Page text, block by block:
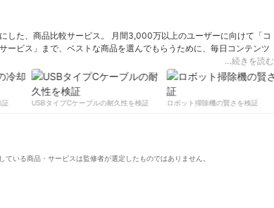
した、商品比較サービス。 月間3,000万以上のユーザーに向けて「コ
ービス」まで、ベストな商品を選んでもらうために、毎日コンテンツ
ル
…続きを読む
USBタイプCケーブルの耐久性を検証 ロボット掃除機の賢さを検証
いる商品・サービスは監修者が選定したものではありません。